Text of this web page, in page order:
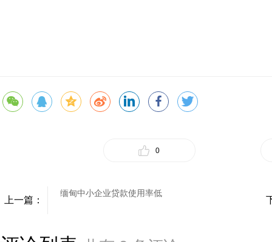
0
上一篇：
缅甸中小企业贷款使用率低